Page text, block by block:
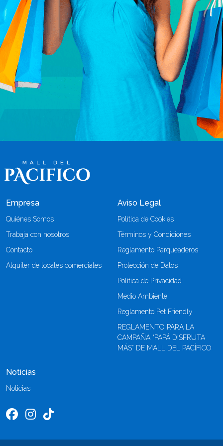
Empresa
Quiénes Somos
Trabaja con nosotros
Contacto
Alquiler de locales comerciales
Aviso Legal
Política de Cookies
Términos y Condiciones
Reglamento Parqueaderos
Protección de Datos
Política de Privacidad
Medio Ambiente
Reglamento Pet Friendly
REGLAMENTO PARA LA
CAMPAÑA “PAPÁ DISFRUTA
MÁS” DE MALL DEL PACÍFICO
Noticias
Noticias